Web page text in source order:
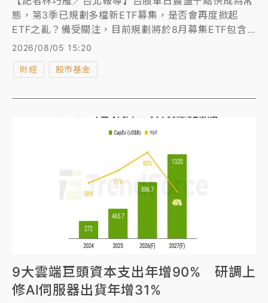
態，第3季已規劃多檔新ETF募集，是否會再度掀起
ETF之亂？備受關注，目前規劃將於8月募集ETF包含
統一海外傘型ETF（季配）、玉山全球未來算力
大華銀投信Kospi 50 ETF（半年配）等。
2026/08/05 15:20
財經 股市基金
9大雲端巨頭資本支出年增90% 研調上
修AI伺服器出貨年增31%